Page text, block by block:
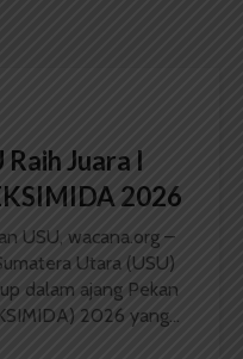
Juara I
2026
USU, wacana.org –
Utara (USU)
dalam ajang Pekan
2026 yang...